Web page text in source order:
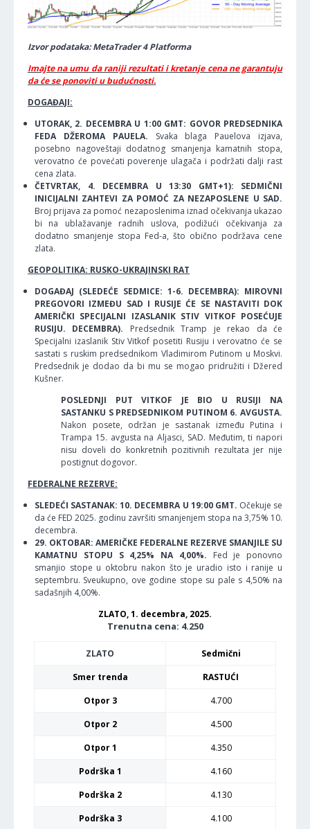
Izvor podataka: MetaTrader 4 Platforma
Imajte na umu da raniji rezultati i kretanje cena ne garantuju
da će se ponoviti u budućnosti.
DOGAĐAJI:
UTORAK, 2. DECEMBRA U 1:00 GMT: GOVOR PREDSEDNIKA
FEDA DŽEROMA PAUELA. Svaka blaga Pauelova izjava,
posebno nagoveštaji dodatnog smanjenja kamatnih stopa,
verovatno će povećati poverenje ulagača i podržati dalji rast
cena zlata.
ČETVRTAK, 4. DECEMBRA U 13:30 GMT+1): SEDMIČNI
INICIJALNI ZAHTEVI ZA POMOĆ ZA NEZAPOSLENE U SAD.
Broj prijava za pomoć nezaposlenima iznad očekivanja ukazao
bi na ublažavanje radnih uslova, podižući očekivanja za
dodatno smanjenje stopa Fed-a, što obično podržava cene
zlata.
GEOPOLITIKA: RUSKO-UKRAJINSKI RAT
DOGAĐAJ (SLEDEĆE SEDMICE: 1-6. DECEMBRA): MIROVNI
PREGOVORI IZMEĐU SAD I RUSIJE ĆE SE NASTAVITI DOK
AMERIČKI SPECIJALNI IZASLANIK STIV VITKOF POSEĆUJE
RUSIJU. DECEMBRA). Predsednik Tramp je rekao da će
Specijalni izaslanik Stiv Vitkof posetiti Rusiju i verovatno će se
sastati s ruskim predsednikom Vladimirom Putinom u Moskvi.
Predsednik je dodao da bi mu se mogao pridružiti i Džered
Kušner.
POSLEDNJI PUT VITKOF JE BIO U RUSIJI NA
SASTANKU S PREDSEDNIKOM PUTINOM 6. AVGUSTA.
Nakon posete, održan je sastanak između Putina i
Trampa 15. avgusta na Aljasci, SAD. Međutim, ti napori
nisu doveli do konkretnih pozitivnih rezultata jer nije
postignut dogovor.
FEDERALNE REZERVE:
SLEDEĆI SASTANAK: 10. DECEMBRA U 19:00 GMT. Očekuje se
da će FED 2025. godinu završiti smanjenjem stopa na 3,75% 10.
decembra.
29. OKTOBAR: AMERIČKE FEDERALNE REZERVE SMANJILE SU
KAMATNU STOPU S 4,25% NA 4,00%. Fed je ponovno
smanjio stope u oktobru nakon što je uradio isto i ranije u
septembru. Sveukupno, ove godine stope su pale s 4,50% na
sadašnjih 4,00%.
ZLATO, 1. decembra, 2025.
Trenutna cena: 4.250
ZLATO
Sedmični
Smer trenda
RASTUĆI
Otpor 3
4.700
Otpor 2
4.500
Otpor 1
4.350
Podrška 1
4.160
Podrška 2
4.130
Podrška 3
4.100